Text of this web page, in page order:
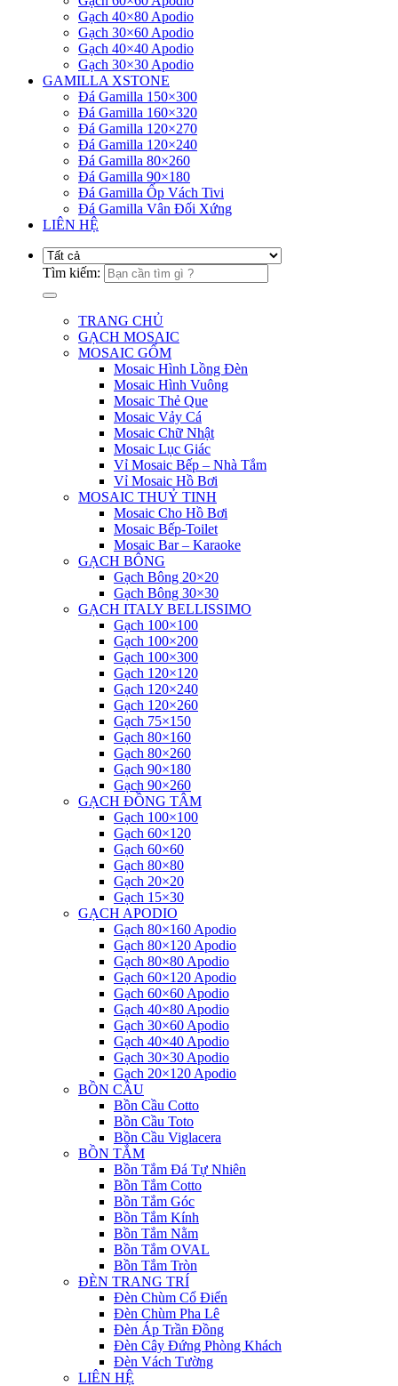
Gạch 40×80 Apodio
Gạch 30×60 Apodio
Gạch 40×40 Apodio
Gạch 30×30 Apodio
GAMILLA XSTONE
Đá Gamilla 150×300
Đá Gamilla 160×320
Đá Gamilla 120×270
Đá Gamilla 120×240
Đá Gamilla 80×260
Đá Gamilla 90×180
Đá Gamilla Ốp Vách Tivi
Đá Gamilla Vân Đối Xứng
LIÊN HỆ
Tìm kiếm:
TRANG CHỦ
GẠCH MOSAIC
MOSAIC GỐM
Mosaic Hình Lồng Đèn
Mosaic Hình Vuông
Mosaic Thẻ Que
Mosaic Vảy Cá
Mosaic Chữ Nhật
Mosaic Lục Giác
Vỉ Mosaic Bếp – Nhà Tắm
Vỉ Mosaic Hồ Bơi
MOSAIC THUỶ TINH
Mosaic Cho Hồ Bơi
Mosaic Bếp-Toilet
Mosaic Bar – Karaoke
GẠCH BÔNG
Gạch Bông 20×20
Gạch Bông 30×30
GẠCH ITALY BELLISSIMO
Gạch 100×100
Gạch 100×200
Gạch 100×300
Gạch 120×120
Gạch 120×240
Gạch 120×260
Gạch 75×150
Gạch 80×160
Gạch 80×260
Gạch 90×180
Gạch 90×260
GẠCH ĐỒNG TÂM
Gạch 100×100
Gạch 60×120
Gạch 60×60
Gạch 80×80
Gạch 20×20
Gạch 15×30
GẠCH APODIO
Gạch 80×160 Apodio
Gạch 80×120 Apodio
Gạch 80×80 Apodio
Gạch 60×120 Apodio
Gạch 60×60 Apodio
Gạch 40×80 Apodio
Gạch 30×60 Apodio
Gạch 40×40 Apodio
Gạch 30×30 Apodio
Gạch 20×120 Apodio
BỒN CẦU
Bồn Cầu Cotto
Bồn Cầu Toto
Bồn Cầu Viglacera
BỒN TẮM
Bồn Tắm Đá Tự Nhiên
Bồn Tắm Cotto
Bồn Tắm Góc
Bồn Tắm Kính
Bồn Tắm Nằm
Bồn Tắm OVAL
Bồn Tắm Tròn
ĐÈN TRANG TRÍ
Đèn Chùm Cổ Điển
Đèn Chùm Pha Lê
Đèn Áp Trần Đồng
Đèn Cây Đứng Phòng Khách
Đèn Vách Tường
LIÊN HỆ